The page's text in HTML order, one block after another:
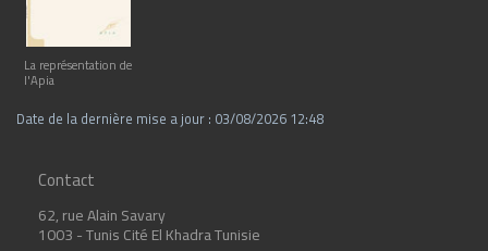
La représentation de
l'Apia
Date de la dernière mise a jour : 03/08/2026 12:48
Contact
62, rue Alain Savary
1003 - Tunis Cité El Khadra Tunisie